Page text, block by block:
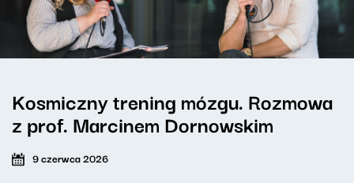
Kosmiczny trening mózgu. Rozmowa
z prof. Marcinem Dornowskim
9 czerwca 2026